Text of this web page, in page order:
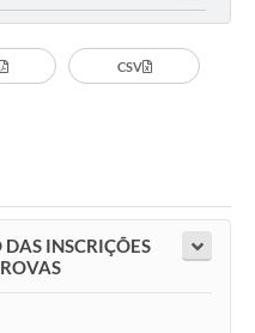
CSV
INSCRIÇÕES